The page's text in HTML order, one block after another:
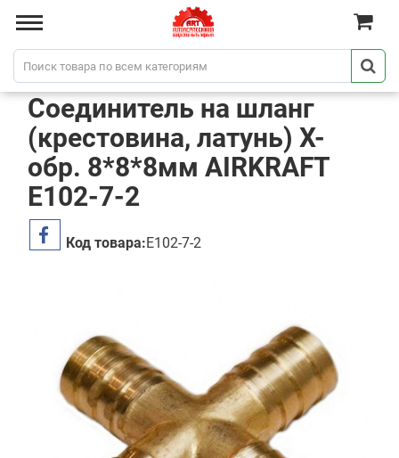
Cоединитель на шланг
(крестовина, латунь) X-
обр. 8*8*8мм AIRKRAFT
E102-7-2
Код товара:E102-7-2